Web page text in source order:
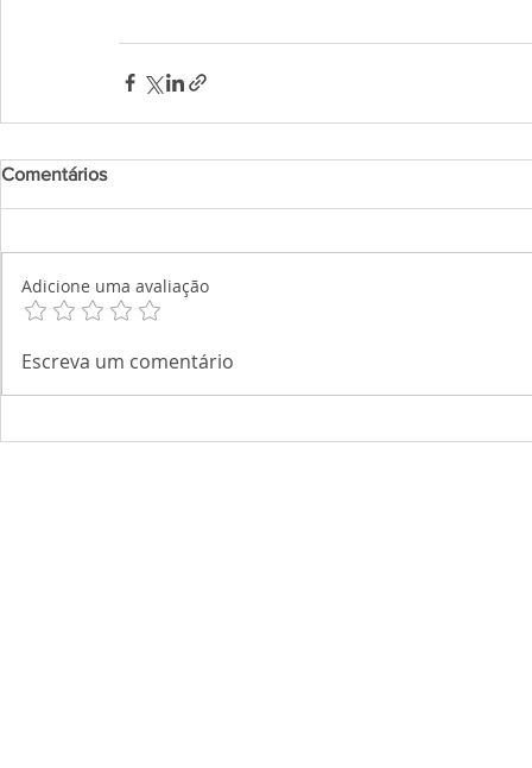
Comentários
Adicione uma avaliação
Escreva um comentário